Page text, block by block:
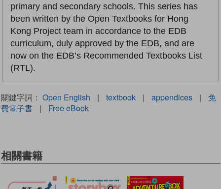
primary and secondary schools. This series has
been written by the Open Textbooks for Hong
Kong Project team in accordance to the EDB
curriculum, duly approved by the EDB, and are
now on the EDB’s Recommended Textbooks List
(RTL).
關鍵字詞： Open English | textbook | appendices |
免
費電子書
| Free eBook
相關書籍